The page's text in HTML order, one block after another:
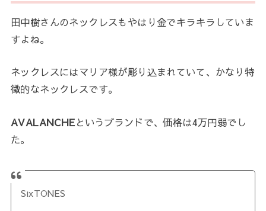
田中樹さんのネックレスもやはり金でキラキラしていま
すよね。
ネックレスにはマリア様が彫り込まれていて、かなり特
徴的なネックレスです。
AVALANCHEというブランドで、価格は4万円弱でし
た。
SixTONES